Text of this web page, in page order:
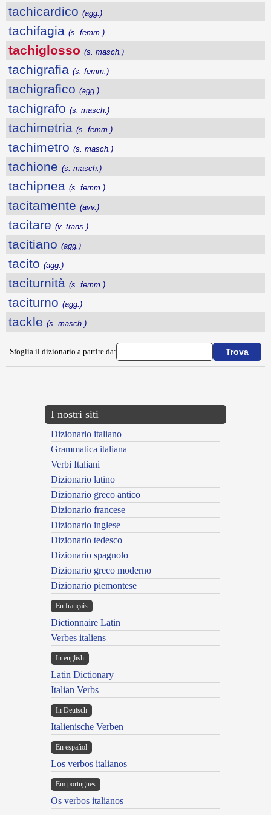
tachicardico (agg.)
tachifagia (s. femm.)
tachiglosso (s. masch.)
tachigrafia (s. femm.)
tachigrafico (agg.)
tachigrafo (s. masch.)
tachimetria (s. femm.)
tachimetro (s. masch.)
tachione (s. masch.)
tachipnea (s. femm.)
tacitamente (avv.)
tacitare (v. trans.)
tacitiano (agg.)
tacito (agg.)
taciturnità (s. femm.)
taciturno (agg.)
tackle (s. masch.)
Sfoglia il dizionario a partire da:
I nostri siti
Dizionario italiano
Grammatica italiana
Verbi Italiani
Dizionario latino
Dizionario greco antico
Dizionario francese
Dizionario inglese
Dizionario tedesco
Dizionario spagnolo
Dizionario greco moderno
Dizionario piemontese
En français
Dictionnaire Latin
Verbes italiens
In english
Latin Dictionary
Italian Verbs
In Deutsch
Italienische Verben
En español
Los verbos italianos
Em portugues
Os verbos italianos